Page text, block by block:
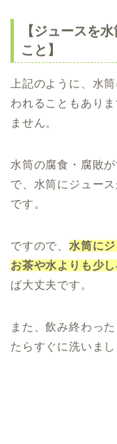
【ジュースを
こと】
上記のように、水
われることもあり
ません。
水筒の腐食・腐敗
で、水筒にジュー
です。
ですので、 水筒に
お茶や水よりも少
ば大丈夫です。
また、飲み終わっ
たらすぐに洗いまし